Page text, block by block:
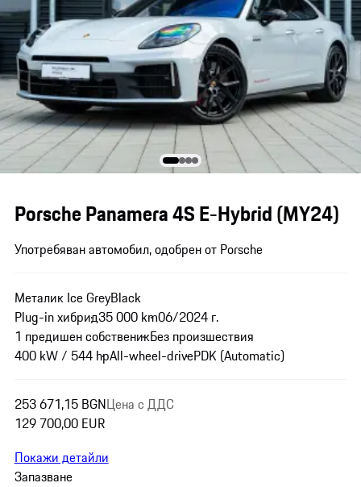
Porsche Panamera 4S E-Hybrid (MY24)
Употребяван автомобил, одобрен от Porsche
Металик Ice GreyBlack
Plug-in хибрид35 000 km06/2024 г.
1 предишен собственикБез произшествия
400 kW / 544 hpAll-wheel-drivePDK (Automatic)
253 671,15 BGN
129 700,00 EUR
Цена с ДДС
Покажи детайли
Запазване